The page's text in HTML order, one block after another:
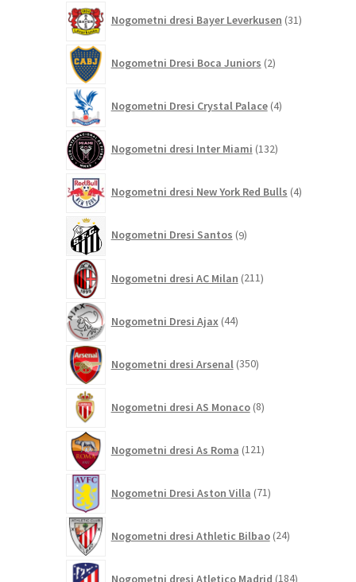
Nogometni dresi Bayer Leverkusen 31izdelkov
Nogometni Dresi Boca Juniors 2izdelka
Nogometni Dresi Crystal Palace 4izdelki
Nogometni dresi Inter Miami 132izdelkov
Nogometni dresi New York Red Bulls 4izdelki
Nogometni Dresi Santos 9izdelkov
Nogometni dresi AC Milan 211izdelkov
Nogometni Dresi Ajax 44izdelkov
Nogometni dresi Arsenal 350izdelkov
Nogometni dresi AS Monaco 8izdelkov
Nogometni dresi As Roma 121izdelkov
Nogometni Dresi Aston Villa 71izdelkov
Nogometni dresi Athletic Bilbao 24izdelkov
Nogometni dresi Atletico Madrid 184